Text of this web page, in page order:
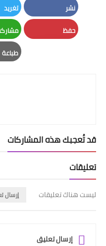
نشر
Facebook
تغريد
حفظ
طباعة
قد تُعجبك هذه المشاركات
تعليقات
ليست هناك تعليقات إرسال
إرسال تعليق